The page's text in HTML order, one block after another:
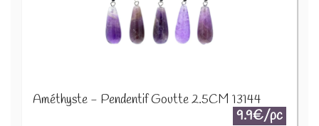
Améthyste - Pendentif Goutte 2.5CM 13144
9.9€/pc